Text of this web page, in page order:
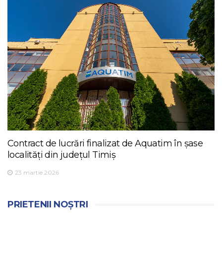
Contract de lucrări finalizat de Aquatim în șase
localități din județul Timiș
23 martie 2026
PRIETENII NOȘTRI